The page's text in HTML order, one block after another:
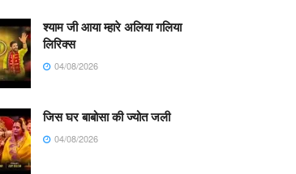
श्याम जी आया म्हारे अलिया गलिया
लिरिक्स
04/08/2026
जिस घर बाबोसा की ज्योत जली
04/08/2026